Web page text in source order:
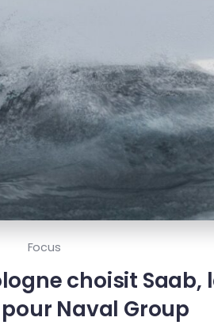
Focus
choisit Saab,
Naval Group